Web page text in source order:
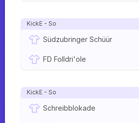
KickE - So
Südzubringer Schüür
FD Folldri'ole
KickE - So
Schreibblokade